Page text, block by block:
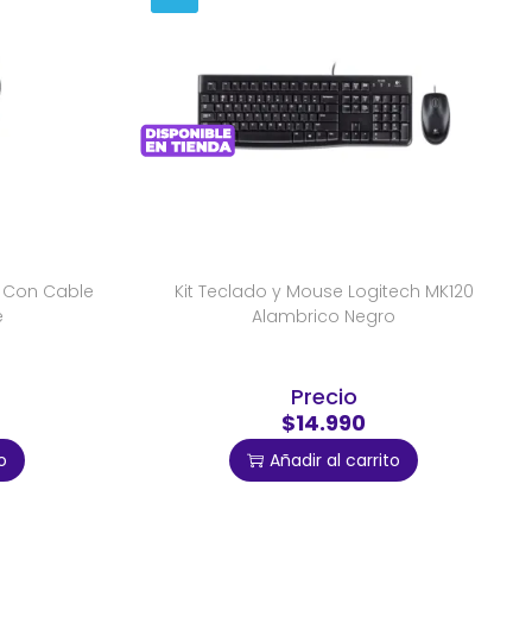
Cable
Kit Teclado y Mouse Logitech MK120
Alambrico Negro
Precio
$14.990
Añadir al carrito